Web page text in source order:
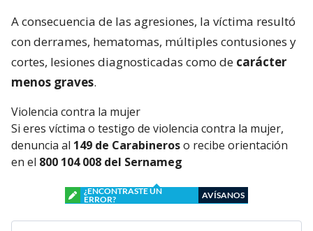
A consecuencia de las agresiones, la víctima resultó
con derrames, hematomas, múltiples contusiones y
cortes, lesiones diagnosticadas como de carácter
menos graves.
Violencia contra la mujer
Si eres víctima o testigo de violencia contra la mujer,
denuncia al 149 de Carabineroso recibe orientación
en el 800 104 008 del Sernameg
¿ENCONTRASTE UN
ERROR?
AVÍSANOS